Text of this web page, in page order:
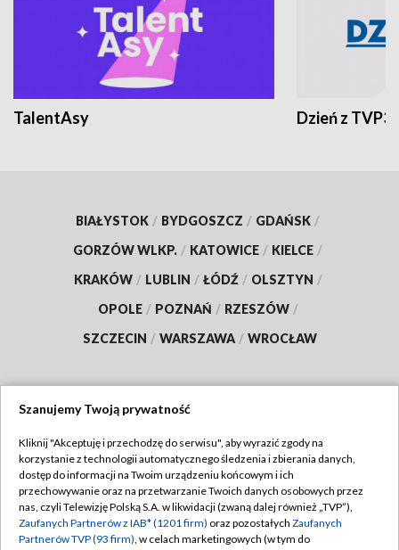
TalentAsy Dzień z TVP3
BIAŁYSTOK / BYDGOSZCZ / GDAŃSK /
GORZÓW WLKP. / KATOWICE / KIELCE /
KRAKÓW / LUBLIN / ŁÓDŹ / OLSZTYN /
OPOLE / POZNAŃ / RZESZÓW /
SZCZECIN / WARSZAWA / WROCŁAW
TVP
Abonament TVP
Emisja w TVP
Regulamin TVP
Polityka prywatności
Szanujemy Twoją prywatność
Kliknij "Akceptuję i przechodzę do serwisu", aby wyrazić zgody na
korzystanie z technologii automatycznego śledzenia i zbierania danych,
dostęp do informacji na Twoim urządzeniu końcowym i ich
przechowywanie oraz na przetwarzanie Twoich danych osobowych przez
nas, czyli Telewizję Polską S.A. w likwidacji (zwaną dalej również „TVP”),
Zaufanych Partnerów z IAB* (1201 firm) oraz pozostałych Zaufanych
Partnerów TVP (93 firm), w celach marketingowych (w tym do